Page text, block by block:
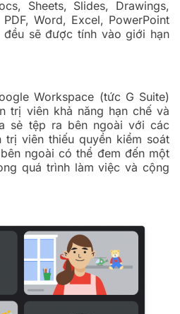
Sheets, Slides, Drawings,
Word, Excel, PowerPoint
sẽ được tính vào giới hạn
Workspace (tức G Suite)
trị viên khả năng hạn chế và
sẻ tệp ra bên ngoài với các
trị viên thiếu quyền kiểm soát
ngoài có thể đem đến một
quá trình làm việc và cộng